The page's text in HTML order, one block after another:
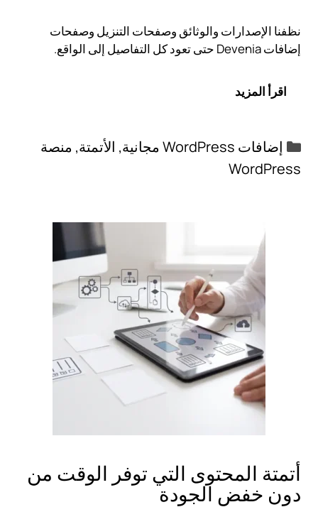
نظفنا الإصدارات والوثائق وصفحات التنزيل وصفحات
إضافات Devenia حتى تعود كل التفاصيل إلى الواقع.
اقرأ المزيد
التصنيفات
إضافات WordPress مجانية , الأتمتة, منصة
WordPress
أتمتة المحتوى التي توفر الوقت من
دون خفض الجودة